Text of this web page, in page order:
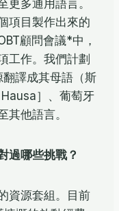
更多通用語言。
項目製作出來的
顧問會議*中，
工作。我們計劃
翻譯成其母語（斯
］、葡萄牙
其他語言。
過哪些挑戰？
資源套組。目前